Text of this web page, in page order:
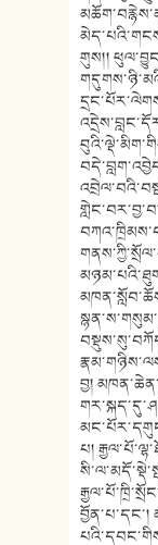
གུས།།
བྱ།
པ།